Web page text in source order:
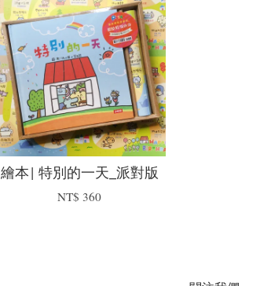
繪本| 特別的一天_派對版
NT$ 360